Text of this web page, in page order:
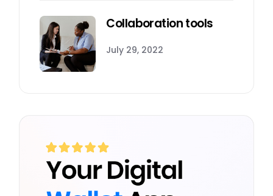
Collaboration tools
July 29, 2022